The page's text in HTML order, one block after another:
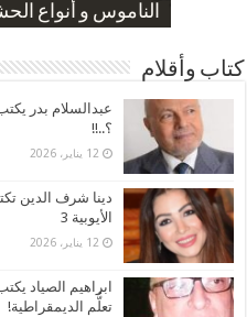
الناموس و أنواع
الموظفين بعد ارتفاع
ارتفاع نسبة
صورة كاركاتيرية
صورة كاركاتيرية
كتاب وأقلام
عبدالسلام بدر
؟..!!
12 يناير، 2026
دينا شرف الدين
الأيوبية 3
12 يناير، 2026
ابراهيم الصياد
تعلُّم الديمقراطية!